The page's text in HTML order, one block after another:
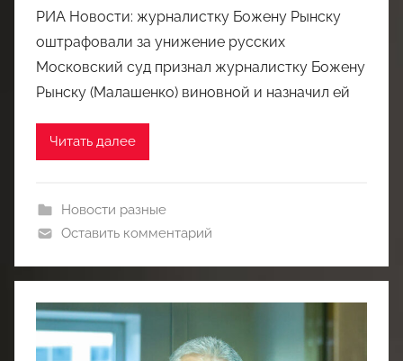
РИА Новости: журналистку Божену Рынску
оштрафовали за унижение русских
Московский суд признал журналистку Божену
Рынску (Малашенко) виновной и назначил ей
Читать далее
Новости разные
Оставить комментарий